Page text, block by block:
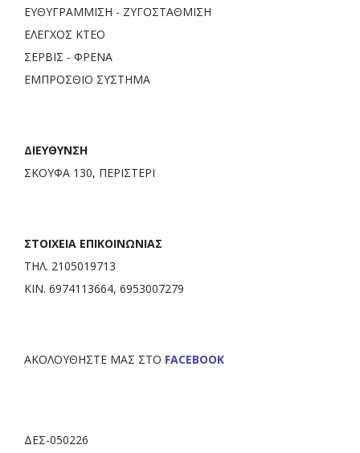
ΕΥΘΥΓΡΑΜΜΙΣΗ - ΖΥΓΟΣΤΑΘΜΙΣΗ
ΕΛΕΓΧΟΣ ΚΤΕΟ
ΣΕΡΒΙΣ - ΦΡΕΝΑ
ΕΜΠΡΟΣΘΙΟ ΣΥΣΤΗΜΑ
ΔΙΕΥΘΥΝΣΗ
ΣΚΟΥΦΑ 130, ΠΕΡΙΣΤΕΡΙ
ΣΤΟΙΧΕΙΑ ΕΠΙΚΟΙΝΩΝΙΑΣ
ΤΗΛ. 2105019713
ΚΙΝ. 6974113664, 6953007279
ΑΚΟΛΟΥΘΗΣΤΕ ΜΑΣ ΣΤΟ FACEBOOK
ΔΕΣ-050226